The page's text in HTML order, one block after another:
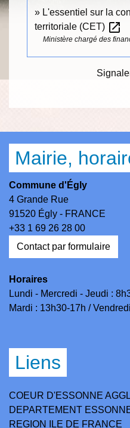
L'essentiel sur la
territoriale (CET) open_in_new
Ministère chargé des
Mairie,
Commune d'Égly
4 Grande Rue
91520 Égly - FRANCE
+33 1 69 26 28 00
Contact par formulaire
Horaires
Lundi - Mercredi - Jeudi :
Mardi : 13h30-17h /
Liens
COEUR D'ESSONNE
DEPARTEMENT
REGION ILE DE FRANCE